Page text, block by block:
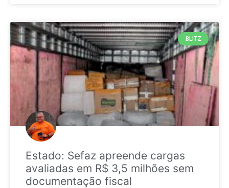
BLITZ
Estado: Sefaz apreende cargas
avaliadas em R$ 3,5 milhões sem
documentação fiscal